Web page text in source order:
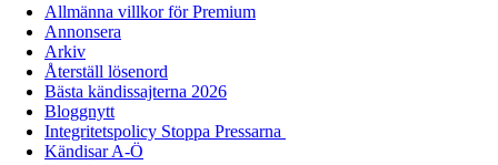
Allmänna villkor för Premium
Annonsera
Arkiv
Återställ lösenord
Bästa kändissajterna 2026
Bloggnytt
Integritetspolicy Stoppa Pressarna
Kändisar A-Ö